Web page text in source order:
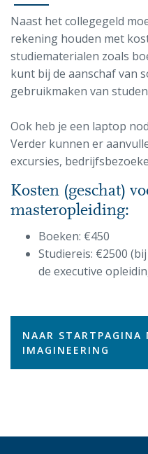
Naast het collegegeld
rekening houden met
studiematerialen zoals
kunt bij de aanschaf van
gebruikmaken van
Ook heb je een laptop
Verder kunnen er
excursies,
Kosten (geschat)
masteropleiding:
Boeken: €450
Studiereis: €2500
de executive
NAAR STARTPAGINA
IMAGINEERING